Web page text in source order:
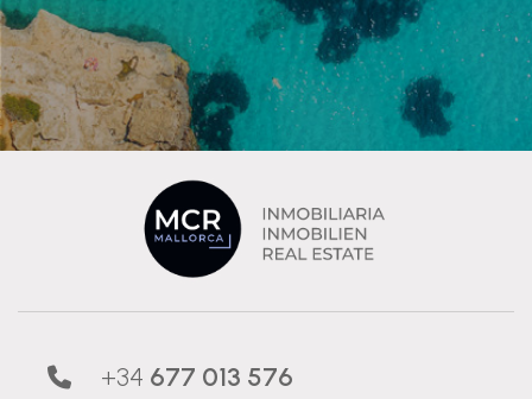
+34 677 013 576